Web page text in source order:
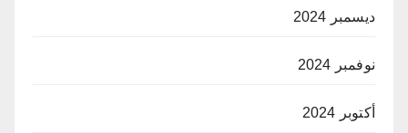
ديسمبر 2024
نوفمبر 2024
أكتوبر 2024